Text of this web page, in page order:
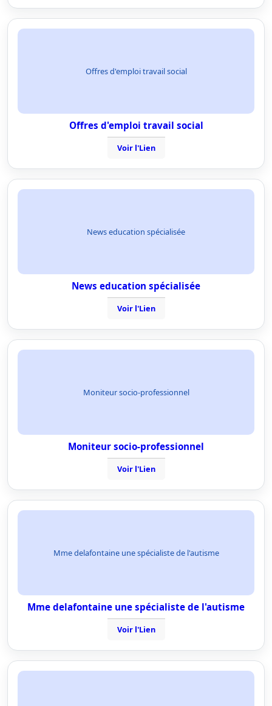
Offres d'emploi travail social
Offres d'emploi travail social
Voir l'Lien
News education spécialisée
News education spécialisée
Voir l'Lien
Moniteur socio-professionnel
Moniteur socio-professionnel
Voir l'Lien
Mme delafontaine une spécialiste de l'autisme
Mme delafontaine une spécialiste de l'autisme
Voir l'Lien